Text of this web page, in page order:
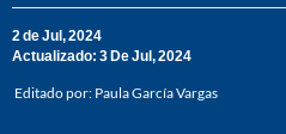
2 de Jul, 2024
Actualizado: 3 De Jul, 2024
Editado por: Paula García Vargas